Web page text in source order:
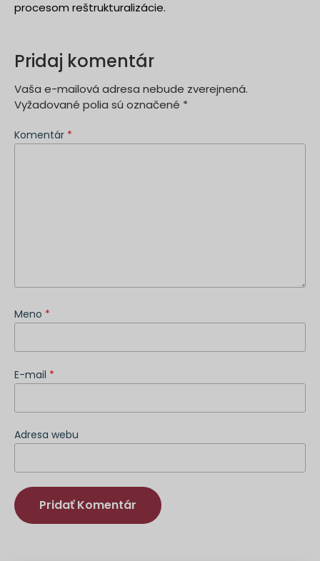
procesom reštrukturalizácie.
Pridaj komentár
Vaša e-mailová adresa nebude zverejnená.
Vyžadované polia sú označené *
Komentár *
Meno *
E-mail *
Adresa webu